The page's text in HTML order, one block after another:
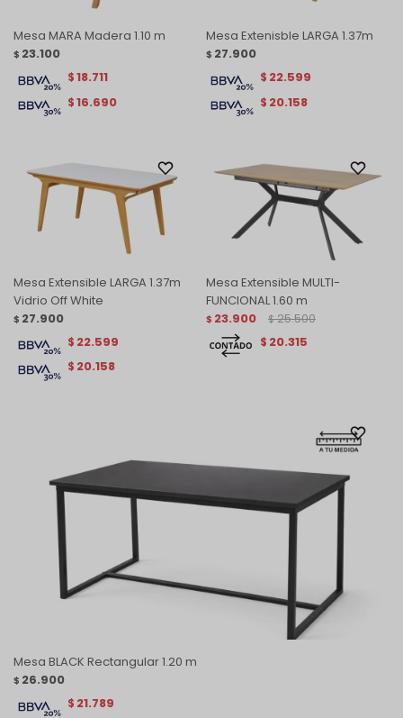
Mesa MARA Madera 1.10 m
$ 23.100
$16.690
$18.711
Mesa Extenisble LARGA 1.37m
$ 27.900
$ 20.158
$ 22.599
Mesa Extensible LARGA 1.37m
Vidrio Off White
$ 27.900
$ 20.158
$ 22.599
Mesa Extensible MULTI-
FUNCIONAL 1.60 m
$ 23.900 $ 25.500
$ 20.315
Mesa BLACK Rectangular 1.20 m
$ 26.900
$ 21.789